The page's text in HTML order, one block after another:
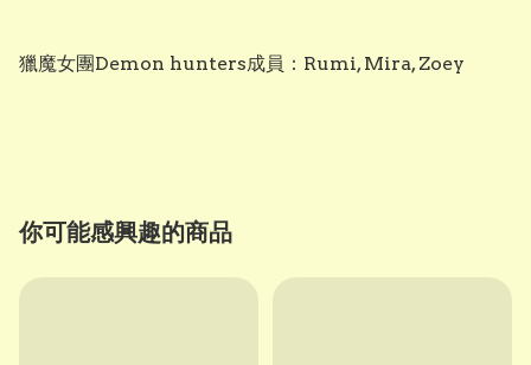
獵魔女團Demon hunters成員：Rumi, Mira, Zoey
你可能感興趣的商品